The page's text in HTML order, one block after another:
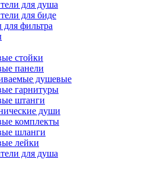
для душа
для биде
фильтра
стойки
панели
душевые
гарнитуры
штанги
души
комплекты
шланги
лейки
для душа